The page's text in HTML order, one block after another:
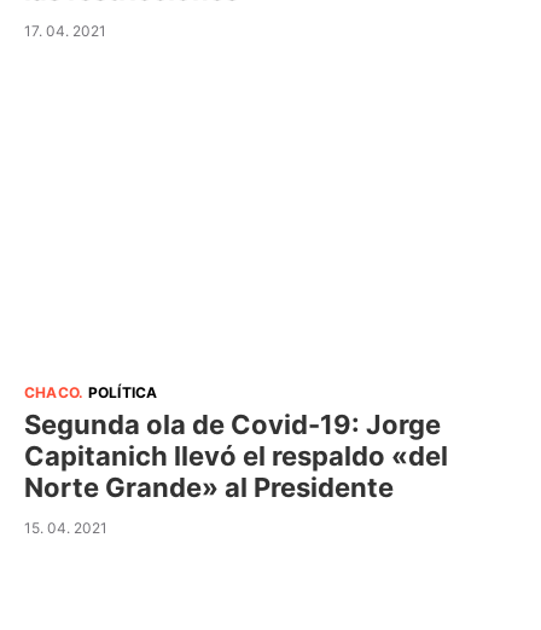
17. 04. 2021
CHACO. POLÍTICA
Segunda ola de Covid-19: Jorge
Capitanich llevó el respaldo «del
Norte Grande» al Presidente
15. 04. 2021